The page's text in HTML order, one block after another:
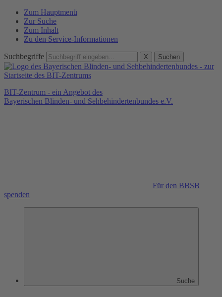
Zum Hauptmenü
Zur Suche
Zum Inhalt
Zu den Service-Informationen
Suchbegriffe X Suchen
BIT-Zentrum - ein Angebot des
Bayerischen Blinden- und Sehbehindertenbundes e.V.
Für den BBSB
spenden
Suche